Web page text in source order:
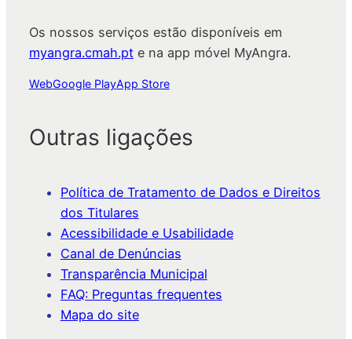
Os nossos serviços estão disponíveis em
myangra.cmah.pt e na app móvel MyAngra.
WebGoogle PlayApp Store
Outras ligações
Política de Tratamento de Dados e Direitos
dos Titulares
Acessibilidade e Usabilidade
Canal de Denúncias
Transparência Municipal
FAQ: Preguntas frequentes
Mapa do site